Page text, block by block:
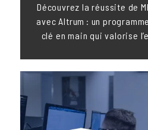
Découvrez la réussite de
avec Altrum : un
clé en main qui valorise